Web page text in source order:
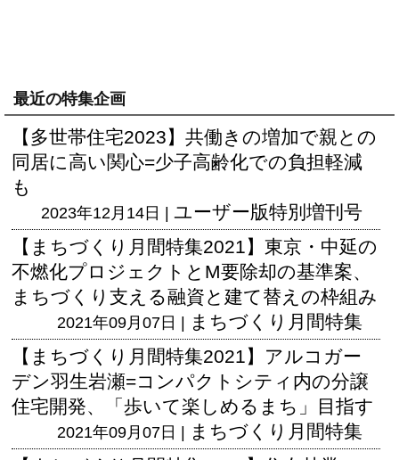
最近の特集企画
【多世帯住宅2023】共働きの増加で親との
同居に高い関心=少子高齢化での負担軽減
も
2023年12月14日 | ユーザー版特別増刊号
【まちづくり月間特集2021】東京・中延の
不燃化プロジェクトとM要除却の基準案、
まちづくり支える融資と建て替えの枠組み
2021年09月07日 | まちづくり月間特集
【まちづくり月間特集2021】アルコガー
デン羽生岩瀬=コンパクトシティ内の分譲
住宅開発、「歩いて楽しめるまち」目指す
2021年09月07日 | まちづくり月間特集